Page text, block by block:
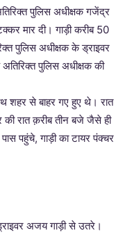
पुलिस अधीक्षक गजेंद्र
मार दी। गाड़ी करीब 50
पुलिस अधीक्षक के ड्राइवर
पुलिस अधीक्षक की
शहर से बाहर गए हुए थे। रात
की रात क़रीब तीन बजे जैसे ही
पास पहुंचे, गाड़ी का टायर पंक्चर
अजय गाड़ी से उतरे।